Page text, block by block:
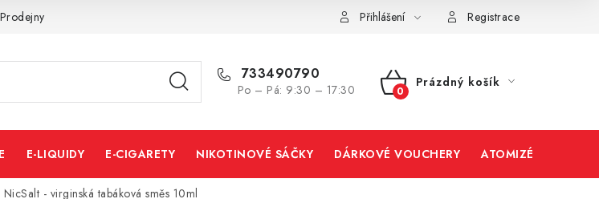
Prodejny Přihlášení Registrace
733490790
Po – Pá: 9:30 – 17:30
NÁKUPNÍ
Prázdný košík
E-LIQUIDY E-CIGARETY NIKOTINOVÉ SÁČKY DÁRKOVÉ VOUCHERY ATOMIZÉRY A
- virginská tabáková směs 10ml